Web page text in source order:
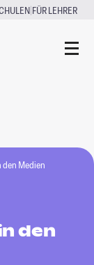
|FÜR LEHRER
Medien
den